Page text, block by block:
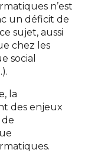
n’est
un déficit de
sujet, aussi
chez les
social
la
des enjeux